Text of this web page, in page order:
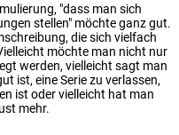
"dass man sich
stellen" möchte ganz gut.
die sich vielfach
möchte man nicht nur
werden, vielleicht sagt man
ist, eine Serie zu verlassen,
ist oder vielleicht hat man
mehr.